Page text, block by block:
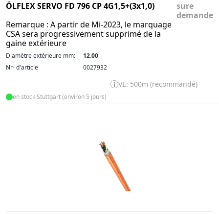
ÖLFLEX SERVO FD 796 CP 4G1,5+(3x1,0)
Remarque : A partir de Mi-2023, le marquage
CSA sera progressivement supprimé de la
gaine extérieure
sure
demande
Diamètre extérieure mm:
12.00
Nr- d'article
0027932
VE: 500m (recommandé)
en stock Stuttgart (environ 5 jours)